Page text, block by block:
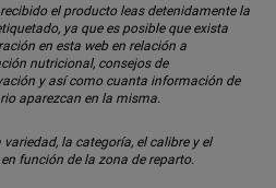
el producto leas detenidamente la
ya que es posible que exista
en esta web en relación a
nutricional, consejos de
y así como cuanta información de
aparezcan en la misma.
la categoría, el calibre y el
función de la zona de reparto.